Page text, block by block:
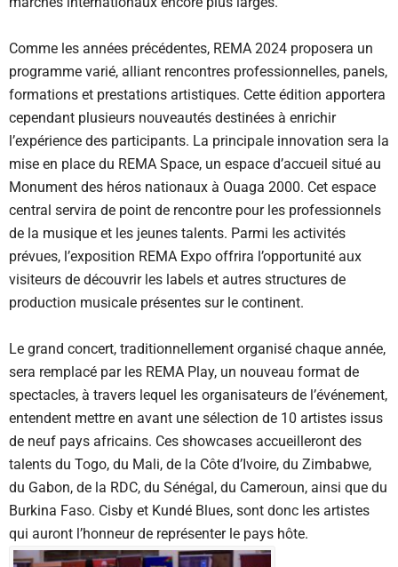
Comme les années précédentes, REMA 2024 proposera un
programme varié, alliant rencontres professionnelles, panels,
formations et prestations artistiques. Cette édition apportera
cependant plusieurs nouveautés destinées à enrichir
l’expérience des participants. La principale innovation sera la
mise en place du REMA Space, un espace d’accueil situé au
Monument des héros nationaux à Ouaga 2000. Cet espace
central servira de point de rencontre pour les professionnels
de la musique et les jeunes talents. Parmi les activités
prévues, l’exposition REMA Expo offrira l’opportunité aux
visiteurs de découvrir les labels et autres structures de
production musicale présentes sur le continent.
Le grand concert, traditionnellement organisé chaque année,
sera remplacé par les REMA Play, un nouveau format de
spectacles, à travers lequel les organisateurs de l’événement,
entendent mettre en avant une sélection de 10 artistes issus
de neuf pays africains. Ces showcases accueilleront des
talents du Togo, du Mali, de la Côte d’Ivoire, du Zimbabwe,
du Gabon, de la RDC, du Sénégal, du Cameroun, ainsi que du
Burkina Faso. Cisby et Kundé Blues, sont donc les artistes
qui auront l’honneur de représenter le pays hôte.